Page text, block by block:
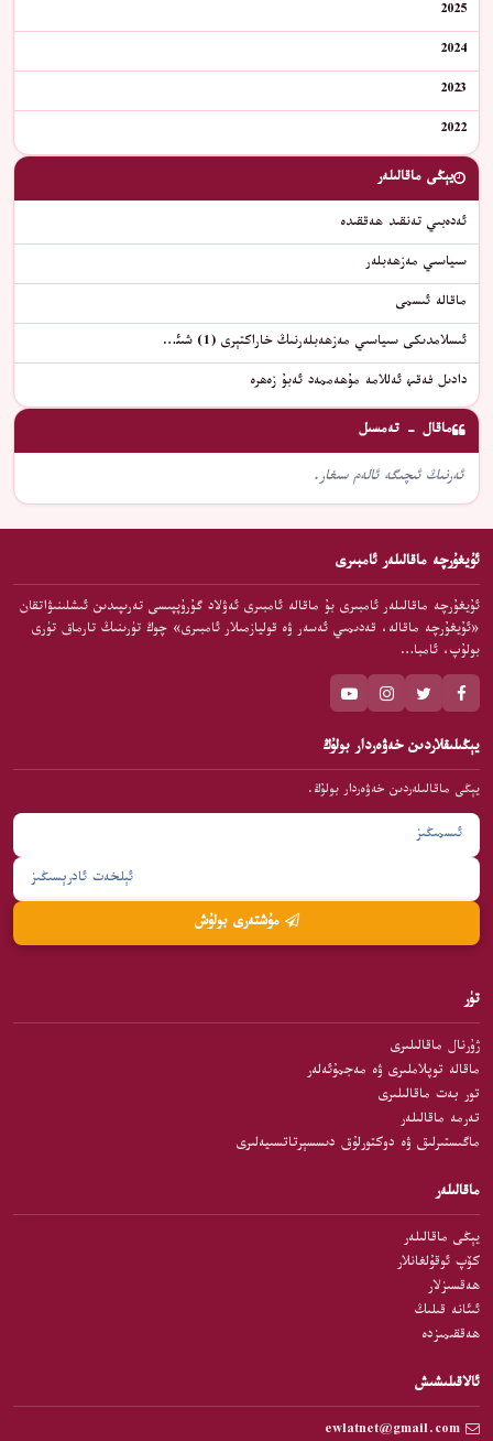
2025
2024
2023
2022
يېڭى ماقالىلەر
ئەدەبىي تەنقىد ھەققىدە
سىياسىي مەزھەبلەر
ماقالە ئىسمى
ئىسلامدىكى سىياسىي مەزھەبلەرنىڭ خاراكتېرى (1) شىئ…
دادىل فەقىھ ئەللامە مۇھەممەد ئەبۇ زەھرە
ماقال - تەمسىل
ئەرنىڭ ئىچىگە ئالەم سىغار.
ئۇيغۇرچە ماقالىلەر ئامبىرى
ئۇيغۇرچە ماقالىلەر ئامبىرى بۇ ماقالە ئامبىرى ئەۋلاد گۇرۇپپىسى تەرىپىدىن ئىشلىنىۋاتقان
«ئۇيغۇرچە ماقالە، قەدىمىي ئەسەر ۋە قوليازمىلار ئامبىرى» چوڭ تۈرىنىڭ تارماق تۈرى
بولۇپ، ئامبا…
يېڭىلىقلاردىن خەۋەردار بولۇڭ
يېڭى ماقالىلەردىن خەۋەردار بولۇڭ.
تۈر
ژۇرنال ماقالىلىرى
ماقالە توپلاملىرى ۋە مەجمۇئەلەر
تور بەت ماقالىلىرى
تەرمە ماقالىلەر
ماگىستىرلىق ۋە دوكتورلۇق دىسسېرتاتسىيەلىرى
ماقالىلەر
يېڭى ماقالىلەر
كۆپ ئوقۇلغانلار
ھەقسىزلار
ئىئانە قىلىڭ
ھەققىمىزدە
ئالاقىلىشىش